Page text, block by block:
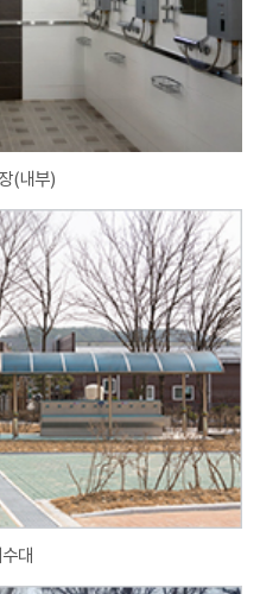
(내부)
대